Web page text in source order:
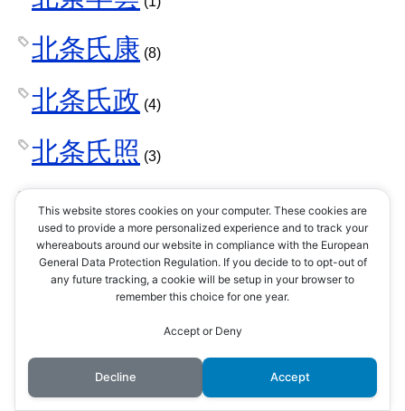
北条氏康 (8)
北条氏政 (4)
北条氏照 (3)
北条氏直(2)
北条氏綱(1)
北条氏規
北条氏邦(1)
This website stores cookies on your computer. These cookies are
used to provide a more personalized experience and to track your
whereabouts around our website in compliance with the European
General Data Protection Regulation. If you decide to to opt-out of
any future tracking, a cookie will be setup in your browser to
remember this choice for one year.
Accept or Deny
Decline Accept